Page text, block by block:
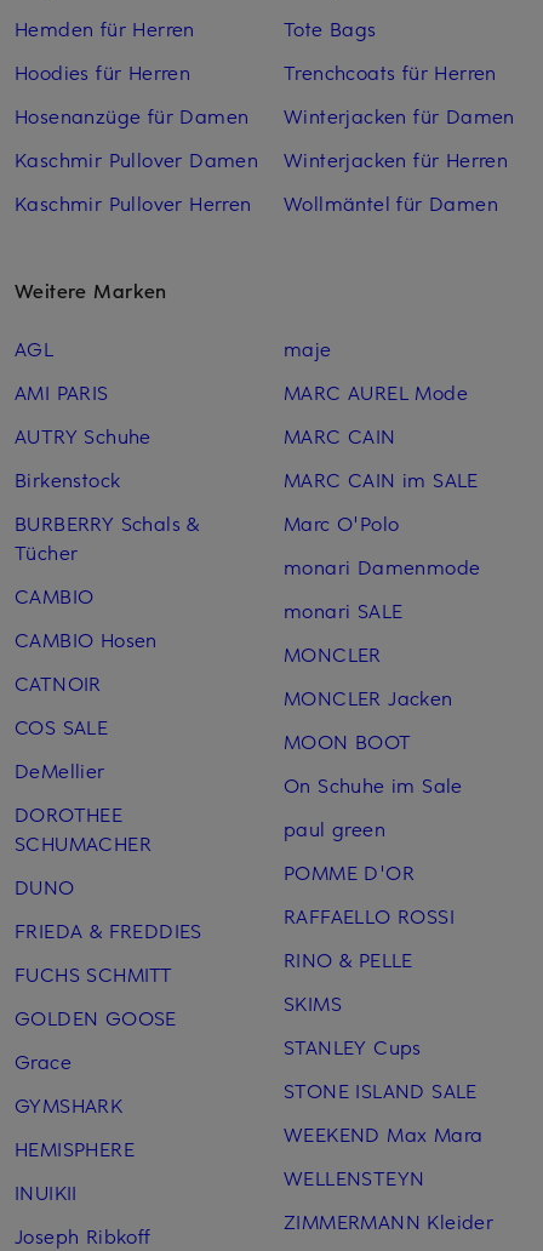
Hemden für Herren
Hoodies für Herren
Hosenanzüge für Damen
Kaschmir Pullover Damen
Kaschmir Pullover Herren
Tote Bags
Trenchcoats für Herren
Winterjacken für Damen
Winterjacken für Herren
Wollmäntel für Damen
Weitere Marken
AGL
AMI PARIS
AUTRY Schuhe
Birkenstock
BURBERRY Schals &
Tücher
CAMBIO
CAMBIO Hosen
CATNOIR
COS SALE
DeMellier
DOROTHEE
SCHUMACHER
DUNO
FRIEDA & FREDDIES
FUCHS SCHMITT
GOLDEN GOOSE
Grace
GYMSHARK
HEMISPHERE
INUIKII
Joseph Ribkoff
maje
MARC AUREL Mode
MARC CAIN
MARC CAIN im SALE
Marc O'Polo
monari Damenmode
monari SALE
MONCLER
MONCLER Jacken
MOON BOOT
On Schuhe im Sale
paul green
POMME D'OR
RAFFAELLO ROSSI
RINO & PELLE
SKIMS
STANLEY Cups
STONE ISLAND SALE
WEEKEND Max Mara
WELLENSTEYN
ZIMMERMANN Kleider